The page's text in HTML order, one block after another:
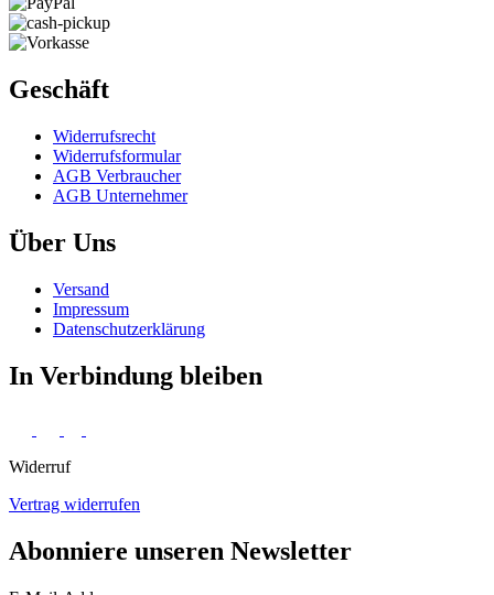
Geschäft
Widerrufs­recht
Widerrufs­formular
AGB Verbraucher
AGB Unternehmer
Über Uns
Versand
Impressum
Daten­schutz­erklärung
In Verbindung bleiben
Widerruf
Vertrag widerrufen
Abonniere unseren Newsletter